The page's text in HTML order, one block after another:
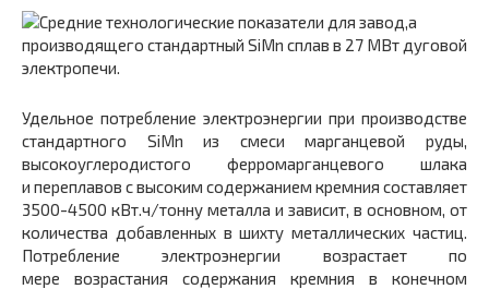
Удельное потребление электроэнергии при производстве
стандартного SiMn из смеси марганцевой руды,
высокоуглеродистого ферромарганцевого шлака
и переплавов с высоким содержанием кремния составляет
3500-4500 кВт.ч/тонну металла и зависит, в основном, от
количества добавленных в шихту металлических частиц.
Потребление электроэнергии возрастает по
мере возрастания содержания кремния в конечном